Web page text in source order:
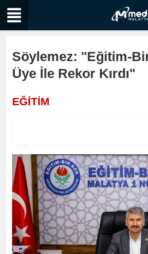
Söylemez: "Eğitim-
Üye İle Rekor Kırdı"
EĞİTİM